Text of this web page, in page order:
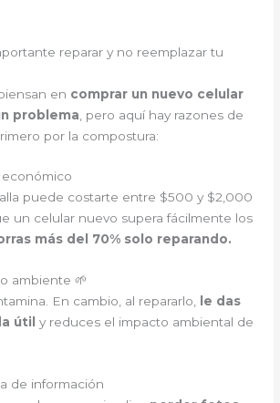
reparar y no reemplazar tu
en comprar un nuevo celular
problema , pero aquí hay razones de
por la compostura:
puede costarte entre $500 y $2,000
un celular nuevo supera fácilmente los
más del 70% solo reparando.
ambiente 🌱
En cambio, al repararlo, le das
útil y reduces el impacto ambiental de
de información